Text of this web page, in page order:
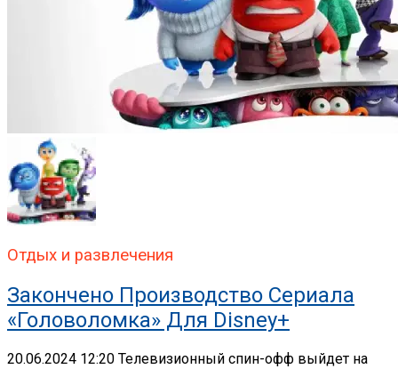
Отдых и развлечения
Закончено Производство Сериала
«Головоломка» Для Disney+
20.06.2024 12:20 Телевизионный спин-офф выйдет на